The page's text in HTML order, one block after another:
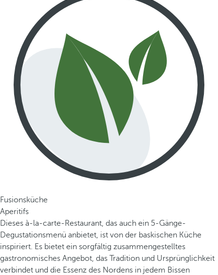
Fusionsküche
Aperitifs
Dieses à-la-carte-Restaurant, das auch ein 5-Gänge-
Degustationsmenü anbietet, ist von der baskischen Küche
inspiriert. Es bietet ein sorgfältig zusammengestelltes
gastronomisches Angebot, das Tradition und Ursprünglichkeit
verbindet und die Essenz des Nordens in jedem Bissen